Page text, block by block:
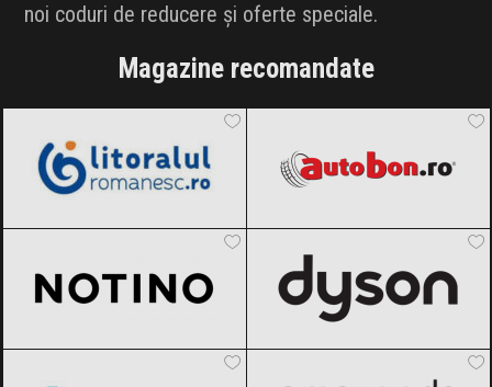
noi coduri de reducere și oferte speciale.
Magazine recomandate
2026